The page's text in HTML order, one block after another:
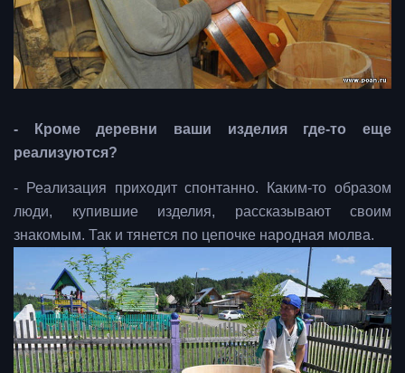
- Кроме деревни ваши изделия где-то еще
реализуются?
- Реализация приходит спонтанно. Каким-то образом
люди, купившие изделия, рассказывают своим
знакомым. Так и тянется по цепочке народная молва.